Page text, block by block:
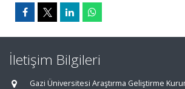
İletişim Bilgileri
Gazi Üniversitesi Araştırma Geliştirme